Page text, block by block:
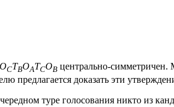
OCTBOATCOB центрально-симметричен.
предлагается доказать эти
туре голосования никто из